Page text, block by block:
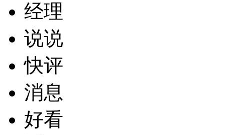
经理
说说
快评
消息
好看